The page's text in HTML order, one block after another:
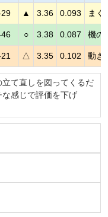
▲ 3.36 0.093 まく
○ 3.38 0.087 機の
△ 3.35 0.102 動き
て直しを図ってくるだ
感じで評価を下げ